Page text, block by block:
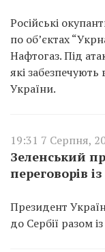
Російські
по об’єктах
Нафтогаз. Під
які
України.
19:31 7 Серпня,
Зеленський
переговорів
Президент
до Сербії разом